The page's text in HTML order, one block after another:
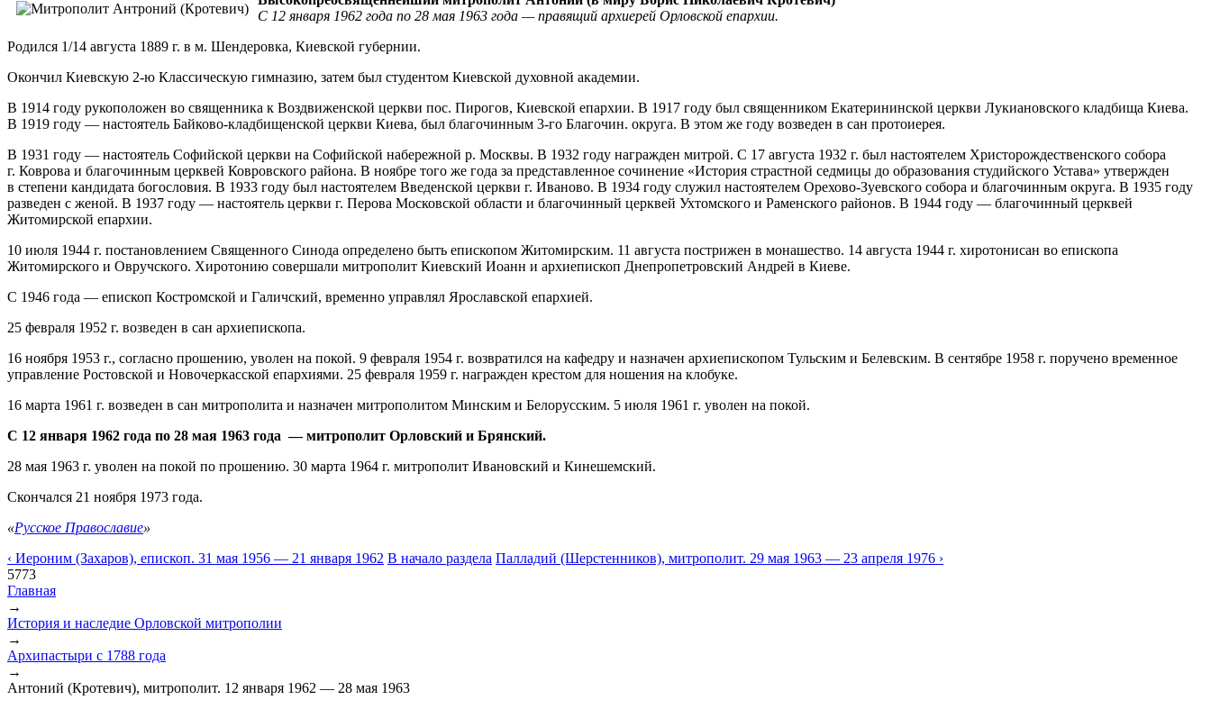
С 12 января 1962 года по 28 мая 1963 года — правящий архиерей Орловской епархии.
Родился 1/14 августа 1889 г. в м. Шендеровка, Киевской губернии.
Окончил Киевскую 2-ю Классическую гимназию, затем был студентом Киевской духовной академии.
В 1914 году рукоположен во священника к Воздвиженской церкви пос. Пирогов, Киевской епархии. В 1917 году был священником Екатерининской церкви Лукиановского кладбища Киева.
В 1919 году — настоятель Байково-кладбищенской церкви Киева, был благочинным 3-го Благочин. округа. В этом же году возведен в сан протоиерея.
В 1931 году — настоятель Софийской церкви на Софийской набережной р. Москвы. В 1932 году награжден митрой. С 17 августа 1932 г. был настоятелем Христорождественского собора
г. Коврова и благочинным церквей Ковровского района. В ноябре того же года за представленное сочинение «История страстной седмицы до образования студийского Устава» утвержден
в степени кандидата богословия. В 1933 году был настоятелем Введенской церкви г. Иваново. В 1934 году служил настоятелем Орехово-Зуевского собора и благочинным округа. В 1935 году
разведен с женой. В 1937 году — настоятель церкви г. Перова Московской области и благочинный церквей Ухтомского и Раменского районов. В 1944 году — благочинный церквей
Житомирской епархии.
10 июля 1944 г. постановлением Священного Синода определено быть епископом Житомирским. 11 августа пострижен в монашество. 14 августа 1944 г. хиротонисан во епископа
Житомирского и Овручского. Хиротонию совершали митрополит Киевский Иоанн и архиепископ Днепропетровский Андрей в Киеве.
С 1946 года — епископ Костромской и Галичский, временно управлял Ярославской епархией.
25 февраля 1952 г. возведен в сан архиепископа.
16 ноября 1953 г., согласно прошению, уволен на покой. 9 февраля 1954 г. возвратился на кафедру и назначен архиепископом Тульским и Белевским. В сентябре 1958 г. поручено временное
управление Ростовской и Новочеркасской епархиями. 25 февраля 1959 г. награжден крестом для ношения на клобуке.
16 марта 1961 г. возведен в сан митрополита и назначен митрополитом Минским и Белорусским. 5 июля 1961 г. уволен на покой.
С 12 января 1962 года по 28 мая 1963 года — митрополит Орловский и Брянский.
28 мая 1963 г. уволен на покой по прошению. 30 марта 1964 г. митрополит Ивановский и Кинешемский.
Скончался 21 ноября 1973 года.
«Русское Православие»
‹ Иероним (Захаров), епископ. 31 мая 1956 — 21 января 1962 В начало раздела Палладий (Шерстенников), митрополит. 29 мая 1963 — 23 апреля 1976 ›
5773
Вы здесь
Главная
→
История и наследие Орловской митрополии
→
Архипастыри с 1788 года
→
Антоний (Кротевич), митрополит. 12 января 1962 — 28 мая 1963